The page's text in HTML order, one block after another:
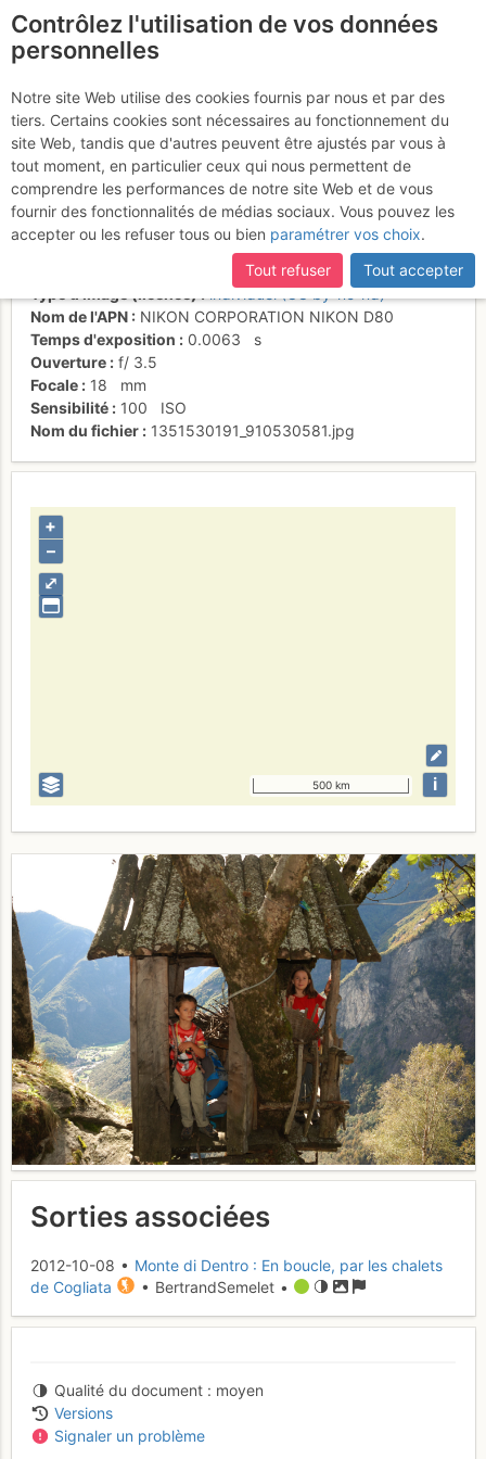
Cogliata ...il y a même
une cabane perchée !
Activités
Date/heure
BertrandSemelet
individuel (CC by-nc-nd)
Nom de l'APN
NIKON CORPORATION NIKON D80
Temps d'exposition
0.0063
s
Ouverture
f/ 3.5
Focale
18
mm
Sensibilité
100
ISO
Nom du fichier
1351530191_910530581.jpg
⤢
+
–
500 km i
Sorties associées
2012-10-08 • Monte di Dentro : En boucle, par les chalets
de Cogliata
• BertrandSemelet •
Qualité du document
moyen
Versions
Signaler un problème
Contrôlez l'utilisation de vos données
personnelles
Notre site Web utilise des cookies fournis par nous et par des
tiers. Certains cookies sont nécessaires au fonctionnement du
site Web, tandis que d'autres peuvent être ajustés par vous à
tout moment, en particulier ceux qui nous permettent de
comprendre les performances de notre site Web et de vous
fournir des fonctionnalités de médias sociaux. Vous pouvez les
accepter ou les refuser tous ou bien paramétrer vos choix.
Tout refuser
Tout accepter